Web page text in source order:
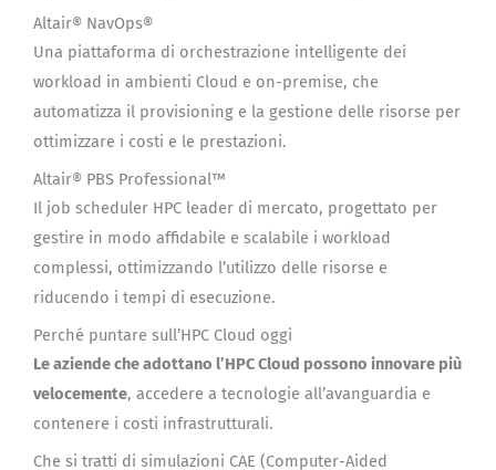
Altair® NavOps®
Una piattaforma di orchestrazione intelligente dei
workload in ambienti Cloud e on-premise, che
automatizza il provisioning e la gestione delle risorse per
ottimizzare i costi e le prestazioni.
Altair® PBS Professional™
Il job scheduler HPC leader di mercato, progettato per
gestire in modo affidabile e scalabile i workload
complessi, ottimizzando l’utilizzo delle risorse e
riducendo i tempi di esecuzione.
Perché puntare sull’HPC Cloud oggi
Le aziende che adottano l’HPC Cloud possono innovare più
velocemente, accedere a tecnologie all’avanguardia e
contenere i costi infrastrutturali.
Che si tratti di simulazioni CAE (Computer-Aided